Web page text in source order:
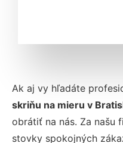
Ak aj vy hľadáte
skriňu na mieru v
obrátiť na nás. Za našu
stovky spokojných